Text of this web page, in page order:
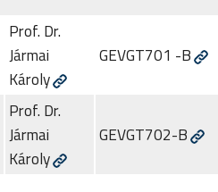
Prof. Dr.
Jármai
Károly
GEVGT701 -B
Prof. Dr.
Jármai
Károly
GEVGT702-B